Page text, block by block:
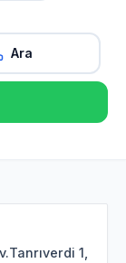
Ara
1,